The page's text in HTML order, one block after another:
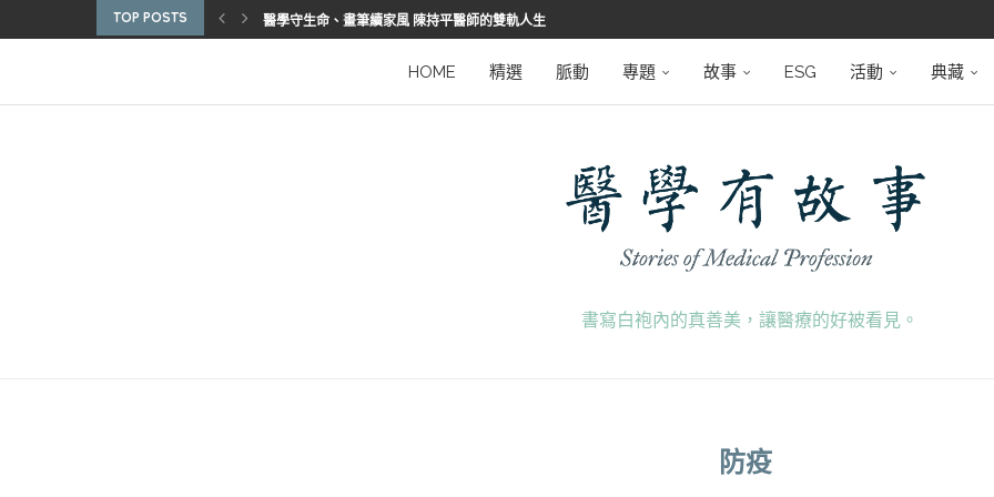
TOP POSTS 博惠生技引進台灣首部組織碎化刀
2025優秀護理人員表揚 看見疫後醫護堅韌
從臨床到國際舞台 江秉穎醫師的睡眠醫學之路
陳曾基院長：從紅榜少年到偏鄉醫院守望者
臺灣腦健康協會學術研討會 腦疾權威重磅登場
HOME 精選 脈動 專題 故事 ESG 活動 典藏
書寫白袍內的真善美，讓醫療的好被看見。
防疫